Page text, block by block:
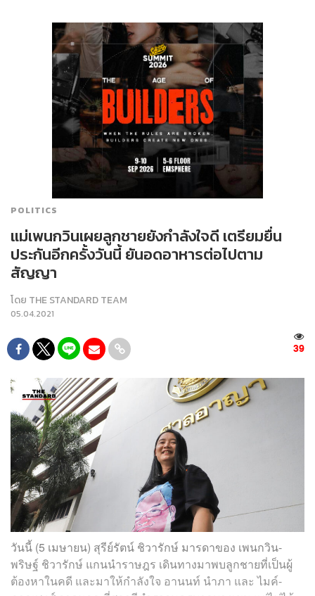
POLITICS
แม่เพนกวินเผยลูกชายยังกำลังใจดี เตรียมยื่น
ประกันอีกครั้งวันนี้ ยันอดอาหารต่อไปตาม
สัญญา
โดย THE STANDARD TEAM
05.04.2021
39
วันนี้ (5 เมษายน) สุรีย์รัตน์ ชิวารักษ์ มารดาของ เพนกวิน-
พริษฐ์ ชิวารักษ์ แกนนำราษฎร เดินทางมาพบลูกชายที่เป็นผู้
ต้องหาในคดี และมาให้กำลังใจ อานนท์ นำภา และไมค์-